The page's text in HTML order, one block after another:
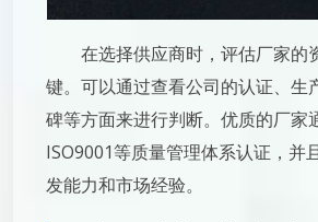
在选择供应商时，评估厂家的
键。可以通过查看公司的认证、生
碑等方面来进行判断。优质的厂家
ISO9001等质量管理体系认证，并
发能力和市场经验。